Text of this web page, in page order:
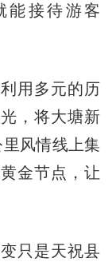
能接待游客
用多元的历
，将大塘新
风情线上集
金节点，让
只是天祝县